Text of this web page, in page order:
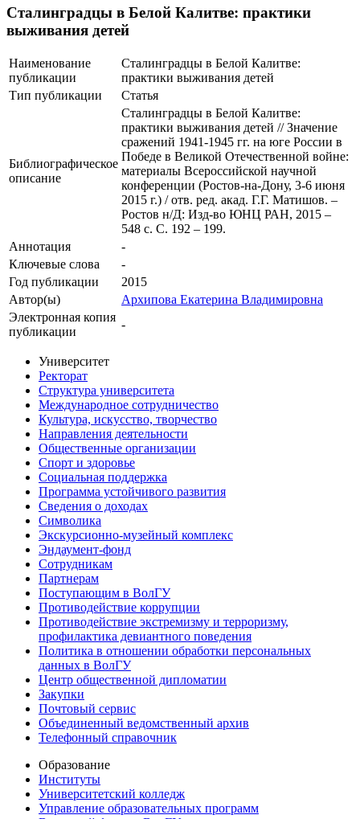
Сталинградцы в Белой Калитве: практики
выживания детей
Наименование
публикации
Сталинградцы в Белой Калитве:
практики выживания детей
Тип публикации
Статья
Библиографическое
описание
Сталинградцы в Белой Калитве:
практики выживания детей // Значение
сражений 1941-1945 гг. на юге России в
Победе в Великой Отечественной войне:
материалы Всероссийской научной
конференции (Ростов-на-Дону, 3-6 июня
2015 г.) / отв. ред. акад. Г.Г. Матишов. –
Ростов н/Д: Изд-во ЮНЦ РАН, 2015 –
548 с. С. 192 – 199.
Аннотация
-
Ключевые cлова
-
Год публикации
2015
Автор(ы)
Архипова Екатерина Владимировна
Электронная копия
публикации
-
Университет
Ректорат
Структура университета
Международное сотрудничество
Культура, искусство, творчество
Направления деятельности
Общественные организации
Спорт и здоровье
Социальная поддержка
Программа устойчивого развития
Сведения о доходах
Символика
Экскурсионно-музейный комплекс
Эндаумент-фонд
Сотрудникам
Партнерам
Поступающим в ВолГУ
Противодействие коррупции
Противодействие экстремизму и терроризму,
профилактика девиантного поведения
Политика в отношении обработки персональных
данных в ВолГУ
Центр общественной дипломатии
Закупки
Почтовый сервис
Объединенный ведомственный архив
Телефонный справочник
Образование
Институты
Университетский колледж
Управление образовательных программ